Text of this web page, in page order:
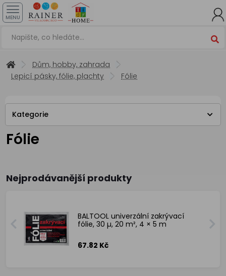
MENU
Dům, hobby, zahrada
Lepicí pásky, fólie, plachty
Fólie
Kategorie
Fólie
Nejprodávanější produkty
BALTOOL univerzální zakrývací
fólie, 30 µ, 20 m², 4 × 5 m
67.82 Kč